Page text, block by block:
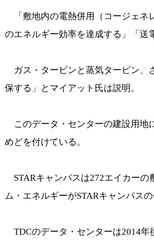
「敷地内の電熱併用（コージェネ
のエネルギー効率を達成する」「送
ガス・タービンと蒸気タービン、
保する」とマイアット氏は説明。
このデータ・センターの建設用地
めどを付けている。
STARキャンパスは272エイカーの
ム・エネルギーがSTARキャンパス
TDCのデータ・センターは2014年